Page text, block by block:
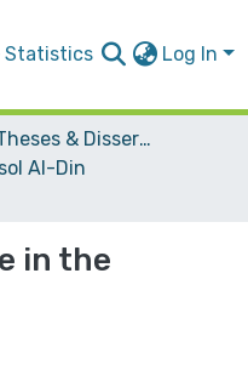
Statistics Log In
Student Theses & Dissertations
Al-Din
in the